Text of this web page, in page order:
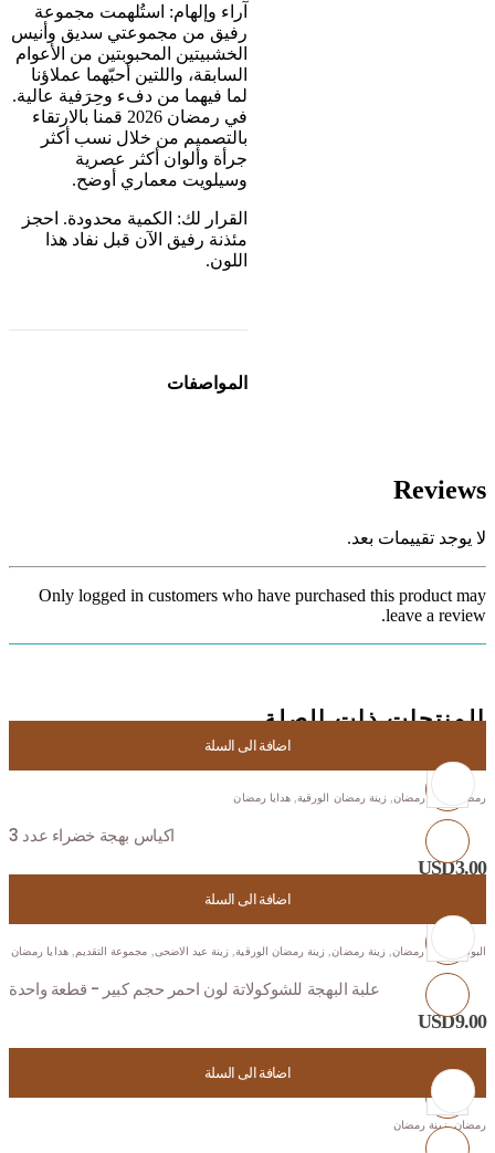
آراء وإلهام: استُلهمت مجموعة
رفيق من مجموعتي سديق وأنيس
الخشبيتين المحبوبتين من الأعوام
السابقة، واللتين أحبّهما عملاؤنا
لما فيهما من دفء وحِرَفية عالية.
في رمضان 2026 قمنا بالارتقاء
بالتصميم من خلال نسب أكثر
جرأة وألوان أكثر عصرية
وسيلويت معماري أوضح.
القرار لك: الكمية محدودة. احجز
مئذنة رفيق الآن قبل نفاد هذا
اللون.
المواصفات
Reviews
لا يوجد تقييمات بعد.
Only logged in customers who have purchased this product may
leave a review.
المنتجات ذات الصلة
اضافة الى السلة
رمضان زينة رمضان, زينة رمضان الورقية, هدايا رمضان
اكياس بهجة خضراء عدد 3
USD3.00
اضافة الى السلة
البونبونيرات ,رمضان,زينة رمضان, زينة رمضان الورقية, زينة عيد الاضحى مجموعة التقديم ,هدايا رمضان
علبة البهجة للشوكولاتة لون احمر حجم كبير - قطعة واحدة
USD9.00
اضافة الى السلة
رمضان,زينة رمضان